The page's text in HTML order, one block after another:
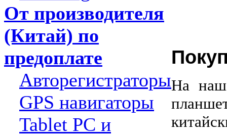
От производителя
(Китай) по
предоплате
Авторегистраторы
GPS навигаторы
Tablet PC и
На